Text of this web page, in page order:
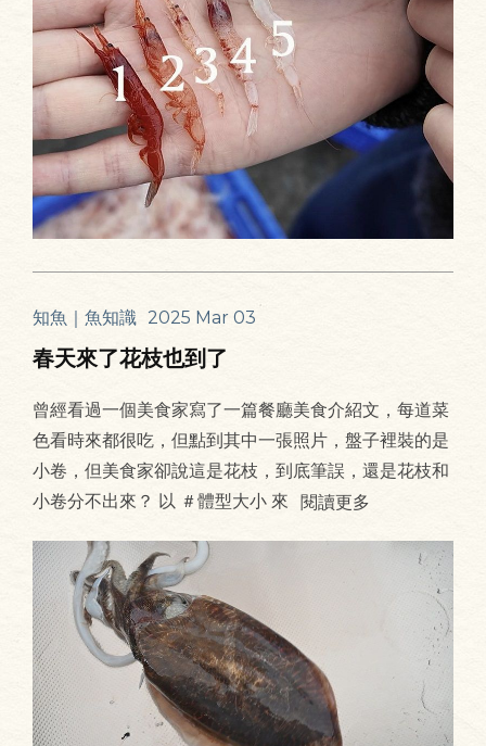
知魚｜魚知識 2025 Mar 03
春天來了花枝也到了
曾經看過一個美食家寫了一篇餐廳美食介紹文，每道菜
色看時來都很吃，但點到其中一張照片，盤子裡裝的是
小卷，但美食家卻說這是花枝，到底筆誤，還是花枝和
小卷分不出來？ 以 ＃體型大小 來 閱讀更多